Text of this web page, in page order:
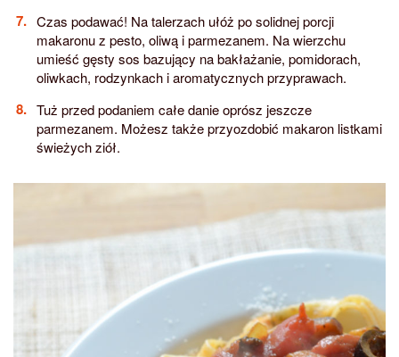
Czas podawać! Na talerzach ułóż po solidnej porcji
makaronu z pesto, oliwą i parmezanem. Na wierzchu
umieść gęsty sos bazujący na bakłażanie, pomidorach,
oliwkach, rodzynkach i aromatycznych przyprawach.
Tuż przed podaniem całe danie oprósz jeszcze
parmezanem. Możesz także przyozdobić makaron listkami
świeżych ziół.